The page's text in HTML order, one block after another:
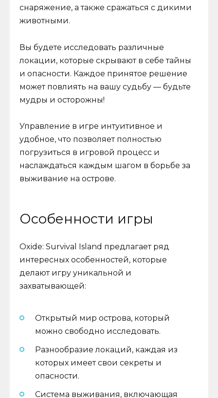
снаряжение, а также сражаться с дикими
животными.
Вы будете исследовать различные
локации, которые скрывают в себе тайны
и опасности. Каждое принятое решение
может повлиять на вашу судьбу — будьте
мудры и осторожны!
Управление в игре интуитивное и
удобное, что позволяет полностью
погрузиться в игровой процесс и
наслаждаться каждым шагом в борьбе за
выживание на острове.
Особенности игры
Oxide: Survival Island предлагает ряд
интересных особенностей, которые
делают игру уникальной и
захватывающей:
Открытый мир острова, который
можно свободно исследовать.
Разнообразие локаций, каждая из
которых имеет свои секреты и
опасности.
Система выживания, включающая